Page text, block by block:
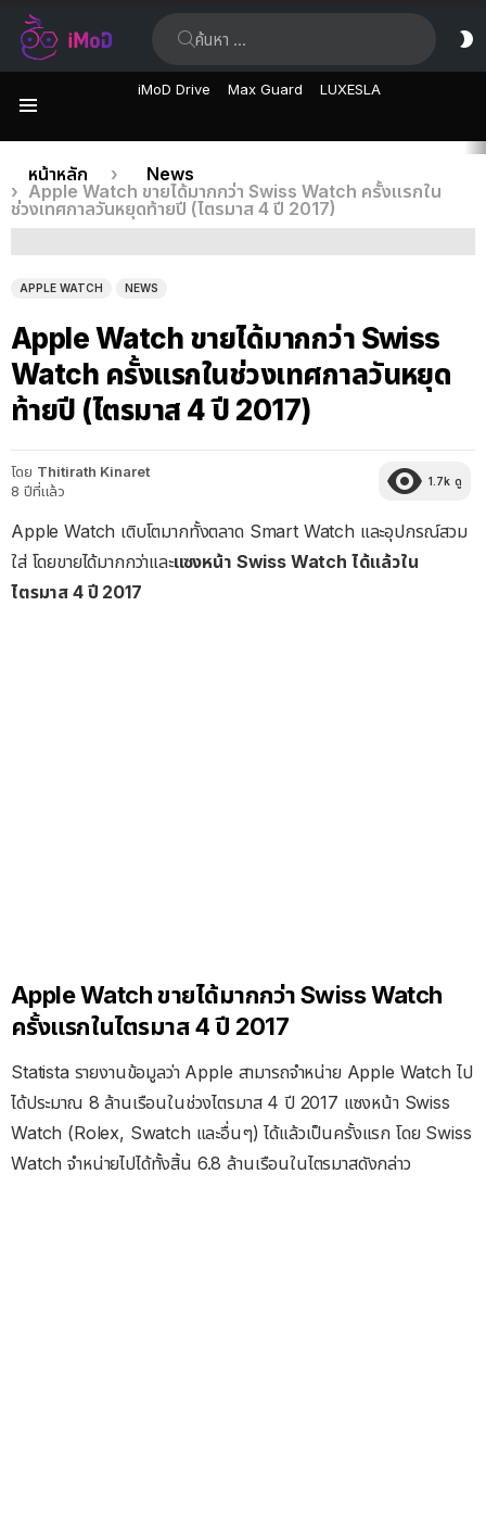
iMoD Drive Max Guard LUXESLA
เรื่อง
ล่าสุด
คุณอยู่ที่นี่:
หน้าหลัก
News
Apple Watch ขายได้มากกว่า Swiss Watch ครั้งแรกใน
ช่วงเทศกาลวันหยุดท้ายปี (ไตรมาส 4 ปี 2017)
APPLE WATCH NEWS
Apple Watch ขายได้มากกว่า Swiss
Watch ครั้งแรกในช่วงเทศกาลวันหยุด
ท้ายปี (ไตรมาส 4 ปี 2017)
โดย Thitirath Kinaret
8 ปีที่แล้ว
1.7k ดู
Apple Watch เติบโตมากทั้งตลาด Smart Watch และอุปกรณ์สวม
ใส่ โดยขายได้มากกว่าและแซงหน้า Swiss Watch ได้แล้วใน
ไตรมาส 4 ปี 2017
Apple Watch ขายได้มากกว่า Swiss Watch
ครั้งแรกในไตรมาส 4 ปี 2017
Statista รายงานข้อมูลว่า Apple สามารถจำหน่าย Apple Watch ไป
ได้ประมาณ 8 ล้านเรือนในช่วงไตรมาส 4 ปี 2017 แซงหน้า Swiss
Watch (Rolex, Swatch และอื่นๆ) ได้แล้วเป็นครั้งแรก โดย Swiss
Watch จำหน่ายไปได้ทั้งสิ้น 6.8 ล้านเรือนในไตรมาสดังกล่าว